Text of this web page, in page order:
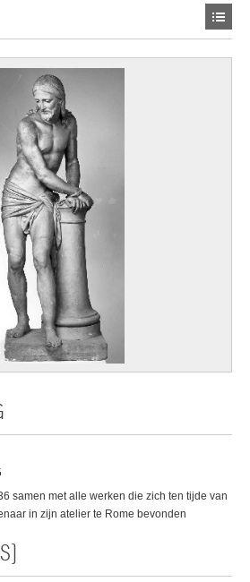
samen met alle werken die zich ten tijde van
in zijn atelier te Rome bevonden